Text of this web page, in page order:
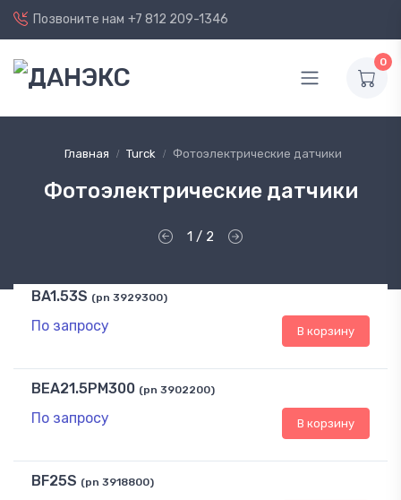
Позвоните нам +7 812 209-1346
0
Главная Turck Фотоэлектрические датчики
Фотоэлектрические датчики
1 / 2
BA1.53S (pn 3929300)
По запросу В корзину
BEA21.5PM300 (pn 3902200)
По запросу В корзину
BF25S (pn 3918800)